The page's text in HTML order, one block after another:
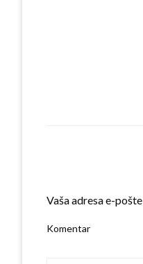
Vaša adresa e-
Komentar